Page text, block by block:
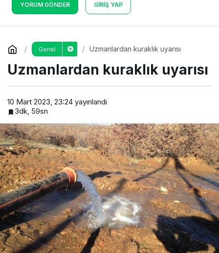
YORUM GÖNDER GIRIŞ YAP
Genel Uzmanlardan kuraklık uyarısı
Uzmanlardan kuraklık uyarısı
10 Mart 2023, 23:24 yayınlandı
3dk, 59sn